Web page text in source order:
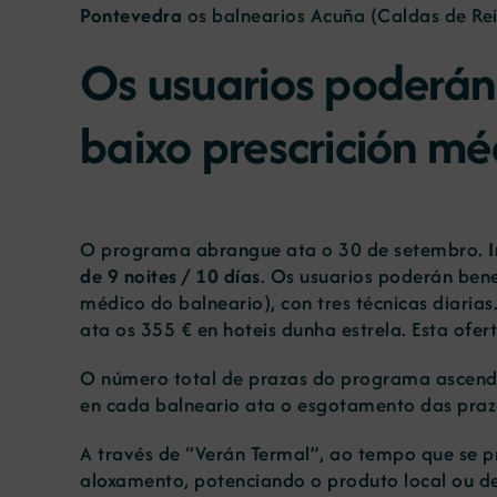
Pontevedra os balnearios Acuña (Caldas de
Os usuarios
baixo prescrición
O programa abrangue ata o 30 de setembro.
de 9 noites / 10 días. Os usuarios poderán
médico do balneario), con tres técnicas
ata os 355 € en hoteis dunha estrela. Esta
O número total de prazas do programa
en cada balneario ata o esgotamento das
A través de “Verán Termal”, ao tempo que
aloxamento, potenciando o produto local ou